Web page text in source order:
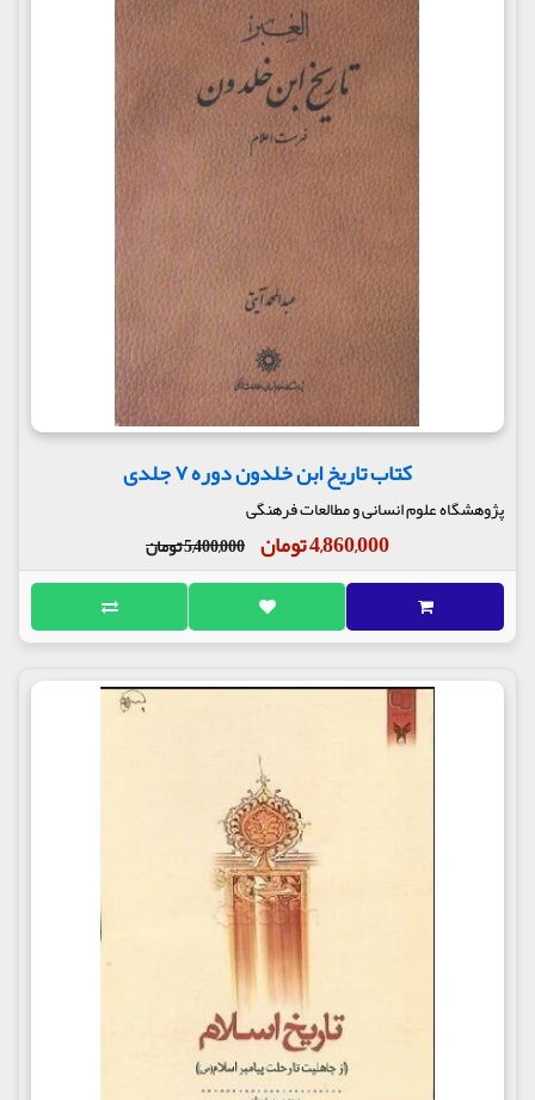
کتاب تاریخ ابن خلدون دوره ۷ جلدی
پژوهشگاه علوم انسانی و مطالعات فرهنگی
4,860,000 تومان 5,400,000 تومان